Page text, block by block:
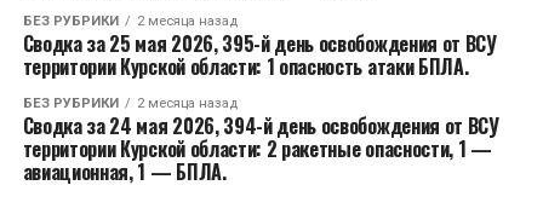
БЕЗ РУБРИКИ 2 месяца назад
Сводка за 25 мая 2026, 395-й день освобождения от ВСУ
территории Курской области: 1 опасность атаки БПЛА.
БЕЗ РУБРИКИ 2 месяца назад
Сводка за 24 мая 2026, 394-й день освобождения от ВСУ
территории Курской области: 2 ракетные опасности, 1 —
авиационная, 1 — БПЛА.